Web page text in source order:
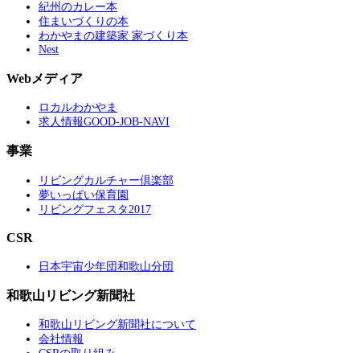
紀州のカレー本
住まいづくりの本
わかやまの建築家 家づくり本
Nest
Webメディア
ロカルわかやま
求人情報GOOD-JOB-NAVI
事業
リビングカルチャー倶楽部
夢いっぱい保育園
リビングフェスタ2017
CSR
日本宇宙少年団和歌山分団
和歌山リビング新聞社
和歌山リビング新聞社について
会社情報